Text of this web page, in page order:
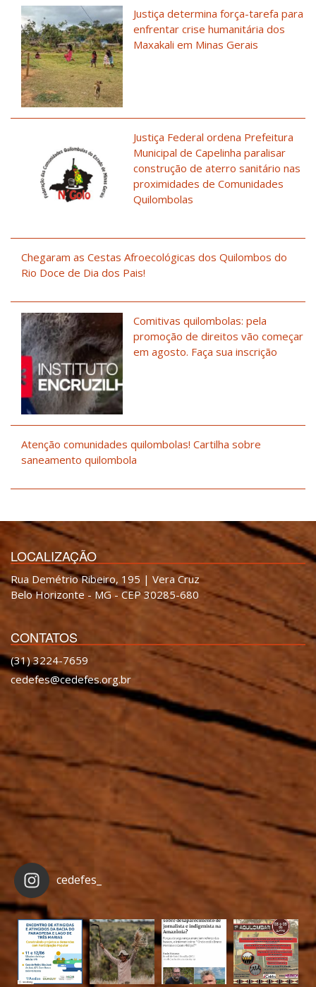
Justiça determina força-tarefa para
enfrentar crise humanitária dos
Maxakali em Minas Gerais
Justiça Federal ordena Prefeitura
Municipal de Capelinha paralisar
construção de aterro sanitário nas
proximidades de Comunidades
Quilombolas
Chegaram as Cestas Afroecológicas dos Quilombos do
Rio Doce de Dia dos Pais!
Comitivas quilombolas: pela
promoção de direitos vão começar
em agosto. Faça sua inscrição
Atenção comunidades quilombolas! Cartilha sobre
saneamento quilombola
LOCALIZAÇÃO
Rua Demétrio Ribeiro, 195 | Vera Cruz
Belo Horizonte - MG - CEP 30285-680
CONTATOS
(31) 3224-7659
cedefes@cedefes.org.br
cedefes_